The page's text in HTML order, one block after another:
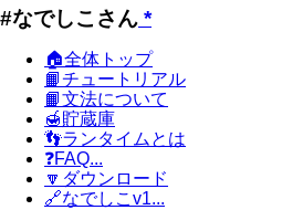
#なでしこさん *
🏠全体トップ
📙チュートリアル
📙文法について
🍯貯蔵庫
👣ランタイムとは
❓FAQ...
🔽ダウンロード
🔗なでしこv1...